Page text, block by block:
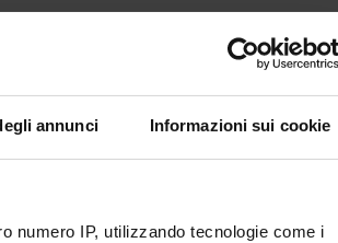
annunci Informazioni sui cookie
numero IP, utilizzando tecnologie come i